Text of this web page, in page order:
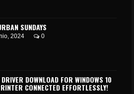
SUNDAYS
2024 0
DOWNLOAD FOR WINDOWS 10
CONNECTED EFFORTLESSLY!